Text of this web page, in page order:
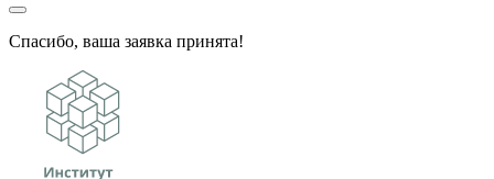
Спасибо, ваша заявка принята!